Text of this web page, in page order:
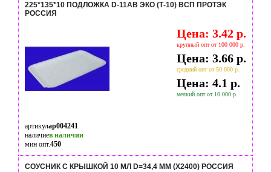
225*135*10 ПОДЛОЖКА D-11АВ ЭКО (Т-10) ВСП ПРОТЭК
РОССИЯ
Цена: 3.42 р.
крупный опт от 100 000 р.
Цена: 3.66 р.
средний опт от 50 000 р.
Цена: 4.1 р.
мелкий опт от 10 000 р.
артикулap004241
наличиев наличии
мин опт.450
СОУСНИК С КРЫШКОЙ 10 МЛ D=34,4 ММ (Х2400) РОССИЯ